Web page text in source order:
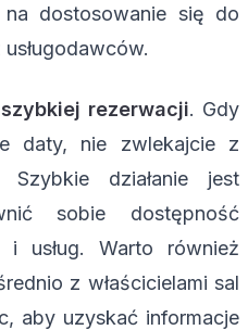
dostosowanie się do
szybkiej rezerwacji. Gdy
daty, nie zwlekajcie z
Szybkie działanie jest
sobie dostępność
i usług. Warto również
z właścicielami sal
aby uzyskać informacje